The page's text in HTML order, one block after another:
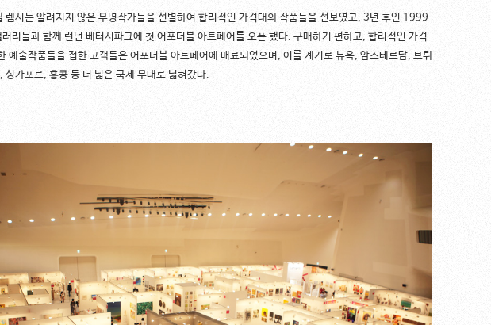
렘시는 알려지지 않은 무명작가들을 선별하여 합리적인 가격대의 작품들을 선보였고, 3년 후인 1999
리들과 함께 런던 베터시파크에 첫 어포더블 아트페어를 오픈 했다. 구매하기 편하고, 합리적인 가격
예술작품들을 접한 고객들은 어포더블 아트페어에 매료되었으며, 이를 계기로 뉴욕, 암스테르담, 브뤼
싱가포르, 홍콩 등 더 넓은 국제 무대로 넓혀갔다.